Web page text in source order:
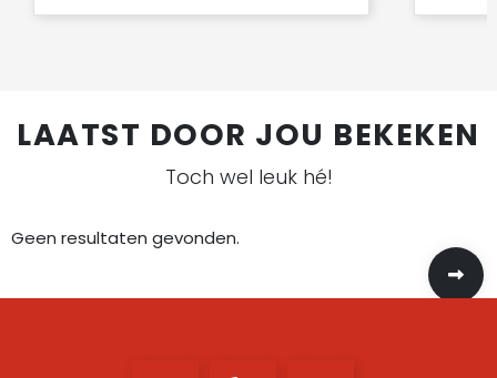
LAATST DOOR JOU BEKEKEN
Toch wel leuk hé!
Geen resultaten gevonden.